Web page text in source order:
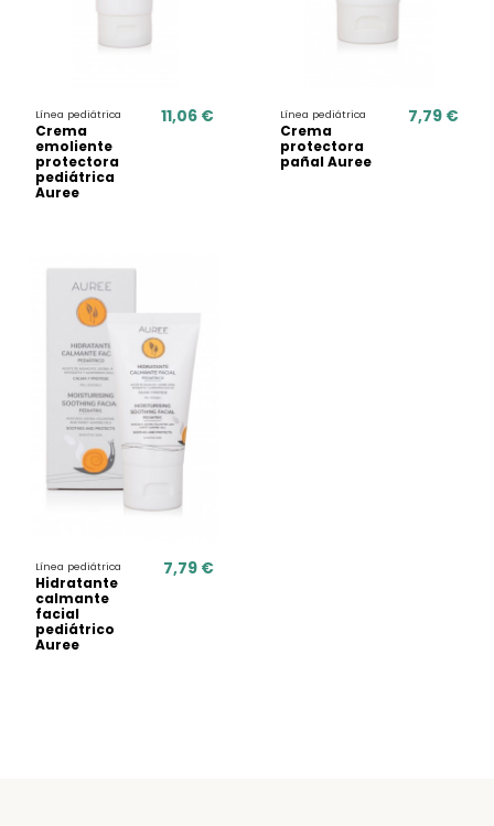
Línea pediátrica
Crema
emoliente
protectora
pediátrica
Auree
11,06 € Línea pediátrica
Crema
protectora
pañal Auree
7,79 €
Línea pediátrica
Hidratante
calmante
facial
pediátrico
Auree
7,79 €